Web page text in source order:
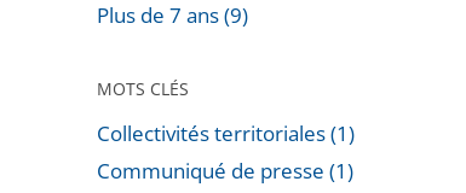
Plus de 7 ans (9)
MOTS CLÉS
Collectivités territoriales (1)
Communiqué de presse (1)